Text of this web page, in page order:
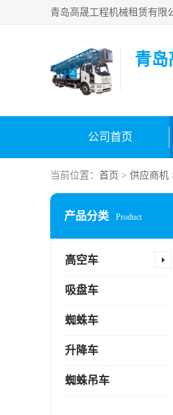
青岛
公司首页
当前位置： 首页 > 供应商机
产品分类 Product
高空车
吸盘车
蜘蛛车
升降车
蜘蛛吊车